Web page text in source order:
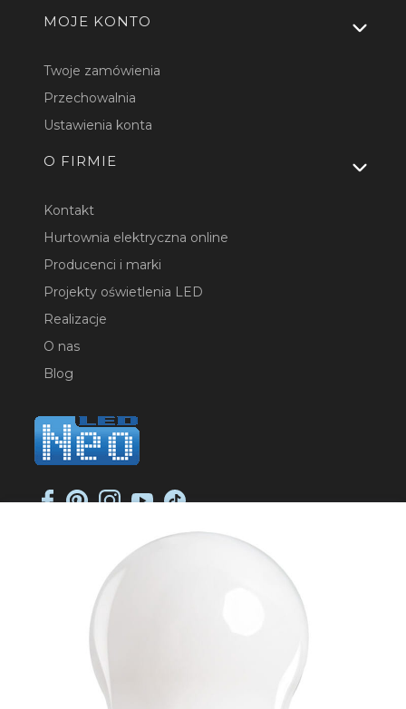
MOJE KONTO
Twoje zamówienia
Przechowalnia
Ustawienia konta
O FIRMIE
Kontakt
Hurtownia elektryczna online
Producenci i marki
Projekty oświetlenia LED
Realizacje
O nas
Blog
NEO-LED SP. K.
ul. Jana Długosza 2
51-162 Wrocław
sklep@neoled.pl